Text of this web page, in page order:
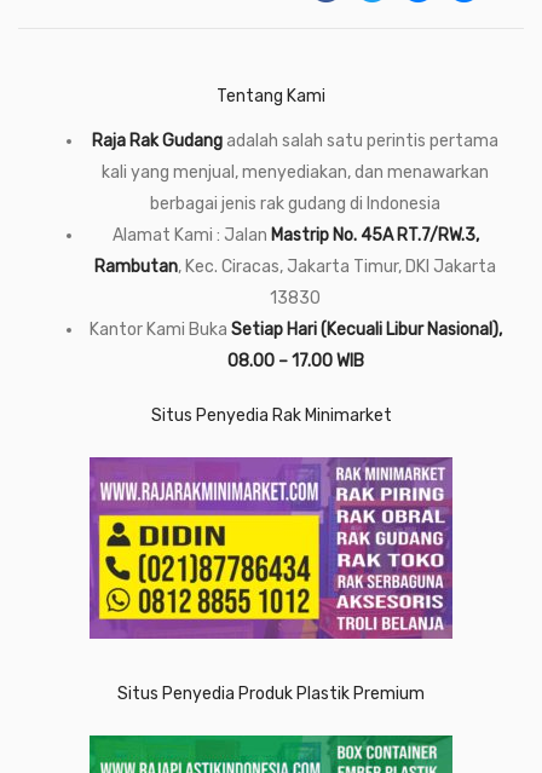
Tentang Kami
Raja Rak Gudangadalah salah satu perintis pertama
kali yang menjual, menyediakan, dan menawarkan
berbagai jenis rak gudang di Indonesia
Alamat Kami : Jalan Mastrip No. 45A RT.7/RW.3,
Rambutan, Kec. Ciracas, Jakarta Timur, DKI Jakarta
13830
Kantor Kami Buka Setiap Hari (Kecuali Libur Nasional),
08.00 – 17.00 WIB
Situs Penyedia Rak Minimarket
Situs Penyedia Produk Plastik Premium